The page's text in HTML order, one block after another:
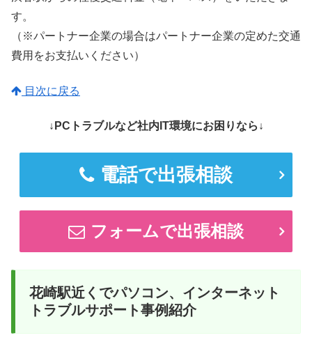
す。
（※パートナー企業の場合はパートナー企業の定めた交通
費用をお支払いください）
目次に戻る
↓PCトラブルなど社内IT環境にお困りなら↓
電話で出張相談
フォームで出張相談
花崎駅近くでパソコン、インターネット
トラブルサポート事例紹介